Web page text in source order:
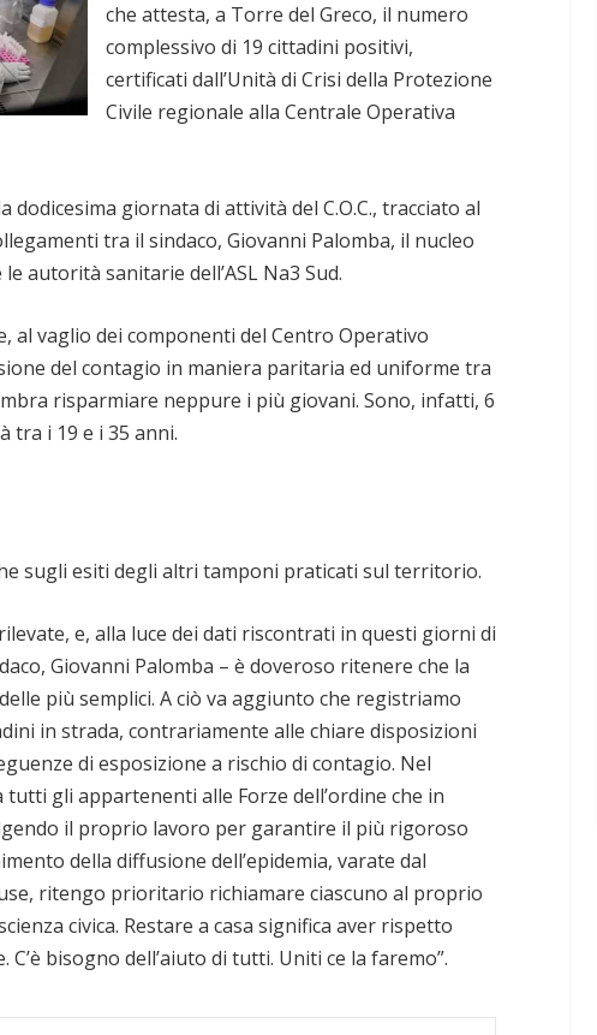
che attesta, a Torre del Greco, il numero
complessivo di 19 cittadini positivi,
certificati dall’Unità di Crisi della Protezione
Civile regionale alla Centrale Operativa
dodicesima giornata di attività del C.O.C., tracciato al
tra il sindaco, Giovanni Palomba, il nucleo
autorità sanitarie dell’ASL Na3 Sud.
al vaglio dei componenti del Centro Operativo
del contagio in maniera paritaria ed uniforme tra
risparmiare neppure i più giovani. Sono, infatti, 6
tra i 19 e i 35 anni.
sugli esiti degli altri tamponi praticati sul territorio.
e, alla luce dei dati riscontrati in questi giorni di
Giovanni Palomba – è doveroso ritenere che la
più semplici. A ciò va aggiunto che registriamo
in strada, contrariamente alle chiare disposizioni
di esposizione a rischio di contagio. Nel
gli appartenenti alle Forze dell’ordine che in
il proprio lavoro per garantire il più rigoroso
della diffusione dell’epidemia, varate dal
ritengo prioritario richiamare ciascuno al proprio
civica. Restare a casa significa aver rispetto
bisogno dell’aiuto di tutti. Uniti ce la faremo”.